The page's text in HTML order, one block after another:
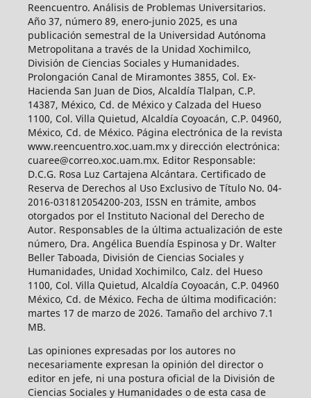
Reencuentro. Análisis de Problemas Universitarios.
Año 37, número 89, enero-junio 2025, es una
publicación semestral de la Universidad Autónoma
Metropolitana a través de la Unidad Xochimilco,
División de Ciencias Sociales y Humanidades.
Prolongación Canal de Miramontes 3855, Col. Ex-
Hacienda San Juan de Dios, Alcaldía Tlalpan, C.P.
14387, México, Cd. de México y Calzada del Hueso
1100, Col. Villa Quietud, Alcaldía Coyoacán, C.P. 04960,
México, Cd. de México. Página electrónica de la revista
www.reencuentro.xoc.uam.mx y dirección electrónica:
cuaree@correo.xoc.uam.mx. Editor Responsable:
D.C.G. Rosa Luz Cartajena Alcántara. Certificado de
Reserva de Derechos al Uso Exclusivo de Título No. 04-
2016-031812054200-203, ISSN en trámite, ambos
otorgados por el Instituto Nacional del Derecho de
Autor. Responsables de la última actualización de este
número, Dra. Angélica Buendía Espinosa y Dr. Walter
Beller Taboada, División de Ciencias Sociales y
Humanidades, Unidad Xochimilco, Calz. del Hueso
1100, Col. Villa Quietud, Alcaldía Coyoacán, C.P. 04960
México, Cd. de México. Fecha de última modificación:
martes 17 de marzo de 2026. Tamaño del archivo 7.1
MB.
Las opiniones expresadas por los autores no
necesariamente expresan la opinión del director o
editor en jefe, ni una postura oficial de la División de
Ciencias Sociales y Humanidades o de esta casa de